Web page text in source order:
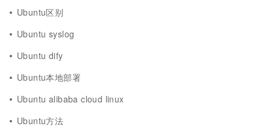
Ubuntu区别
Ubuntu syslog
Ubuntu dify
Ubuntu本地部署
Ubuntu alibaba cloud linux
Ubuntu方法